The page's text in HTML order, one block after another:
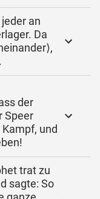
an
Da
der
Speer
und
trat zu
sagte: So